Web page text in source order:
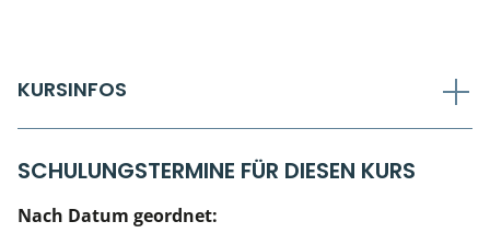
KURSINFOS
SCHULUNGSTERMINE FÜR DIESEN KURS
Nach Datum geordnet: